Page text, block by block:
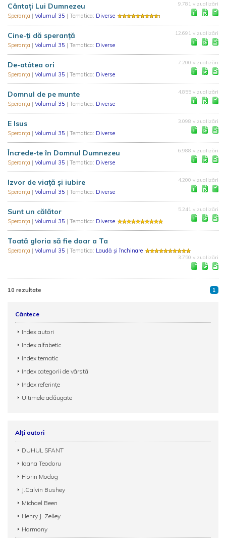
Cântaţi Lui Dumnezeu
Speranţa | Volumul 35 | Tematica: Diverse
9.781 vizualizări
Cine-ţi dă speranţă
Speranţa | Volumul 35 | Tematica: Diverse
12.691 vizualizări
De-atâtea ori
Speranţa | Volumul 35 | Tematica: Diverse
7.200 vizualizări
Domnul de pe munte
Speranţa | Volumul 35 | Tematica: Diverse
4.855 vizualizări
E Isus
Speranţa | Volumul 35 | Tematica: Diverse
3.098 vizualizări
Încrede-te în Domnul Dumnezeu
Speranţa | Volumul 35 | Tematica: Diverse
6.988 vizualizări
Izvor de viaţă şi iubire
Speranţa | Volumul 35 | Tematica: Diverse
4.200 vizualizări
Sunt un călător
Speranţa | Volumul 35 | Tematica: Diverse
5.241 vizualizări
Toată gloria să fie doar a Ta
Speranţa | Volumul 35 | Tematica: Laudă și închinare
3.750 vizualizări
10 rezultate 1
Cântece
Index autori
Index alfabetic
Index tematic
Index categorii de vârstă
Index referințe
Ultimele adăugate
Alți autori
DUHUL SFANT
Ioana Teodoru
Florin Modog
J.Calvin Bushey
Michael Been
Henry J. Zelley
Harmony